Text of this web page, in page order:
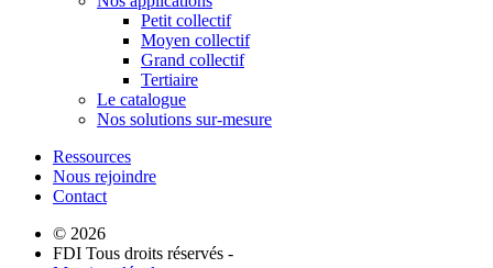
Petit collectif
Moyen collectif
Grand collectif
Tertiaire
Le catalogue
Nos solutions sur-mesure
Ressources
Nous rejoindre
Contact
© 2026
FDI Tous droits réservés -